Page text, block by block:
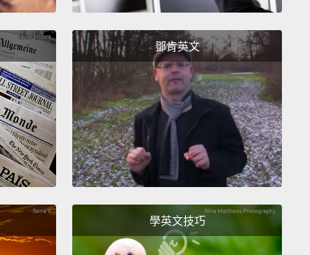
訴我的顧客們，說實在的，濃縮咖啡就是咖啡。只是
取液體。咖啡的話，你是倒熱水在咖啡粉什麼的上
地心引力取得液體。
－1912 Pike
－1912 派克街
鄧肯英文
學英文技巧